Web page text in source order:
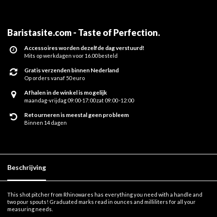
Baristasite.com - Taste of Perfection.
Accessoires worden dezelfde dag verstuurd!
Mits op werkdagen voor 16.00 besteld
Gratis verzenden binnen Nederland
Op orders vanaf 50 euro
Afhalen in de winkel is mogelijk
maandag-vrijdag 09:00-17:00 zat 09:00 -12:00
Retourneren is meestal geen probleem
Binnen 14 dagen
Beschrijving
This shot pitcher from Rhinowares has everything you need with a handle and
two pour spouts! Graduated marks read in ounces and milliliters for all your
measuring needs.